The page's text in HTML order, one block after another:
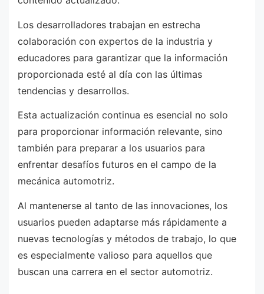
Los desarrolladores trabajan en estrecha
colaboración con expertos de la industria y
educadores para garantizar que la información
proporcionada esté al día con las últimas
tendencias y desarrollos.
Esta actualización continua es esencial no solo
para proporcionar información relevante, sino
también para preparar a los usuarios para
enfrentar desafíos futuros en el campo de la
mecánica automotriz.
Al mantenerse al tanto de las innovaciones, los
usuarios pueden adaptarse más rápidamente a
nuevas tecnologías y métodos de trabajo, lo que
es especialmente valioso para aquellos que
buscan una carrera en el sector automotriz.